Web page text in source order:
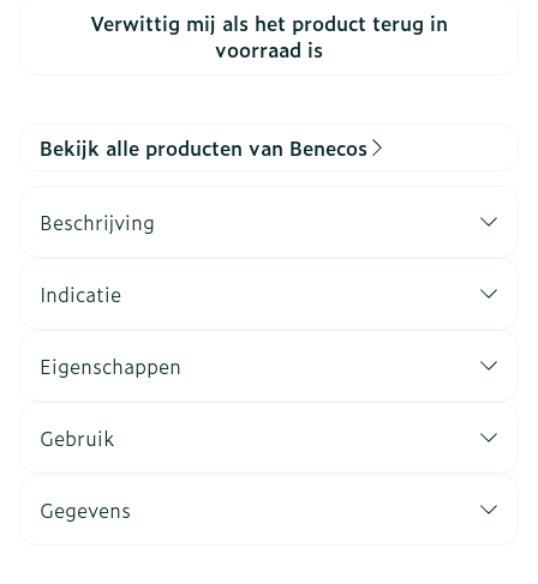
Verwittig mij als het product terug in
voorraad is
Bekijk alle producten van Benecos
Beschrijving
Indicatie
Eigenschappen
Gebruik
Gegevens